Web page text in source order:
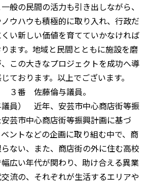
般の民間の活力も引き出しながら、
ウハウも積極的に取り入れ、行政だ
い新しい価値を育てていかなければ
ます。地域と民間とともに施設を磨
この大きなプロジェクトを成功へ導
ております。以上でございます。
番 佐藤倫与議員。
員） 近年、安芸市中心商店街等振
芸市中心商店街等振興計画に基づ
ントなどの企画に取り組む中で、商
ない、また、商店街の外に住む高校
広い年代が関わり、助け合える異業
流の、それぞれが生活するエリアや